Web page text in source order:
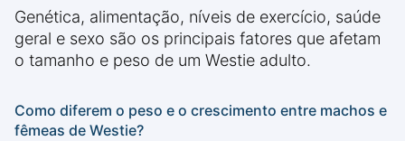
Genética, alimentação, níveis de exercício, saúde
geral e sexo são os principais fatores que afetam
o tamanho e peso de um Westie adulto.
Como diferem o peso e o crescimento entre machos e
fêmeas de Westie?